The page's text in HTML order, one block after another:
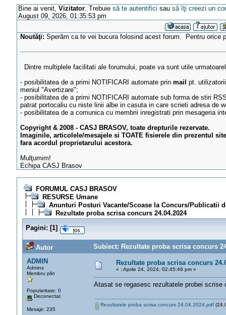
Bine ai venit, Vizitator. Trebuie să te autentifici sau să îţi creezi un
August 09, 2026, 01:35:53 pm
Noutăţi: Sperăm ca te vei bucura folosind acest forum. Pentru orice
Dintre multiplele facilitati ale forumului, poate va sunt utile
- posibilitatea de a primi NOTIFICARI automate prinmail pt.
meniul "Avertizare";
- posibilitatea de a primi NOTIFICARI automate sub forma de stiri
patrat portocaliu cu niste linii albe in casuta in care scrieti adresa de
- posibilitatea de a comunica cu membrii inregistrati prin mesageria
Copyright & 2008 - CASJ BRASOV, toate drepturile rezervate.
Imaginile, articolele/mesajele si TOATE fisierele din prezentul
fara acordul proprietarului acestora.
Mulţumim!
Echipa CASJ Brasov
FORUMUL CASJ BRASOV
RESURSE Umane
Anunturi Posturi Vacante/Scoase la Concurs/Publicatii
Rezultate proba scrisa concurs 24.04.2024
Pagini: [1]
Autor
Subiect: Rezultate proba scrisa concurs
ADMIN
Admins
Membru plin
Popularitate: 0
Deconectat
Mesaje: 235
Rezultate proba scrisa concurs
« :Aprile 24, 2024, 02:45:46 pm »
Atasat se regasesc rezultatele probei scrise
Rezultatele proba scrisa concurs 24.04.2024.pdf